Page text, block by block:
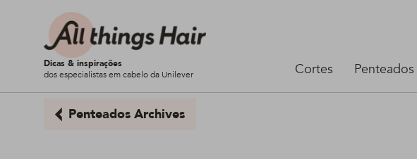
Dicas & inspirações
dos especialistas em cabelo da Unilever
Cortes Penteados
Penteados Archives